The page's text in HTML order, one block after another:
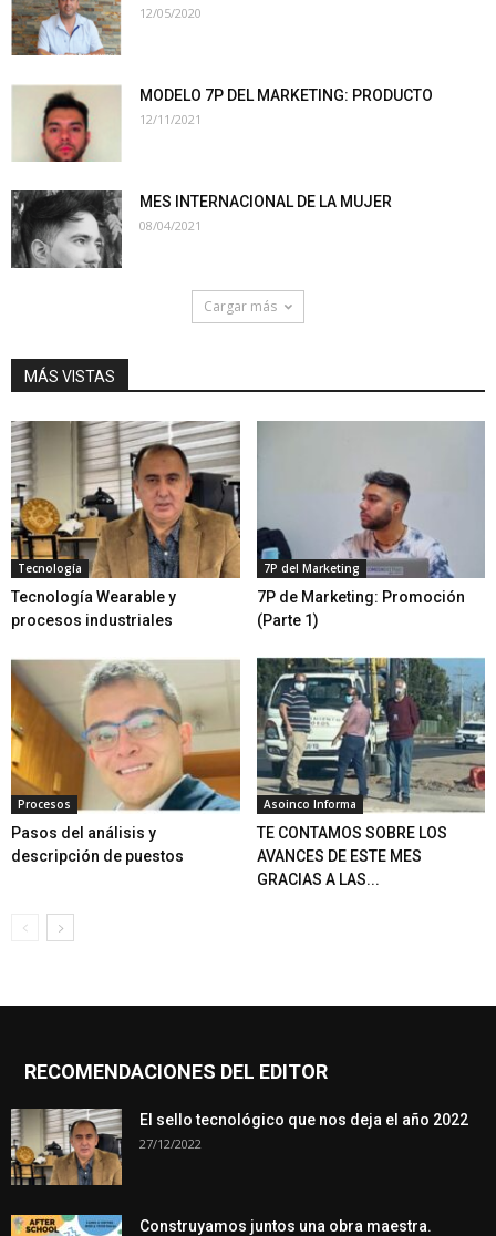
12/05/2020
MODELO 7P DEL MARKETING: PRODUCTO
12/11/2021
MES INTERNACIONAL DE LA MUJER
08/04/2021
Cargar más
MÁS VISTAS
Tecnología
Tecnología Wearable y
procesos industriales
7P del Marketing
7P de Marketing: Promoción
(Parte 1)
Procesos
Pasos del análisis y
descripción de puestos
Asoinco Informa
TE CONTAMOS SOBRE LOS
AVANCES DE ESTE MES
GRACIAS A LAS...
RECOMENDACIONES DEL EDITOR
El sello tecnológico que nos deja el año 2022
27/12/2022
Construyamos juntos una obra maestra.